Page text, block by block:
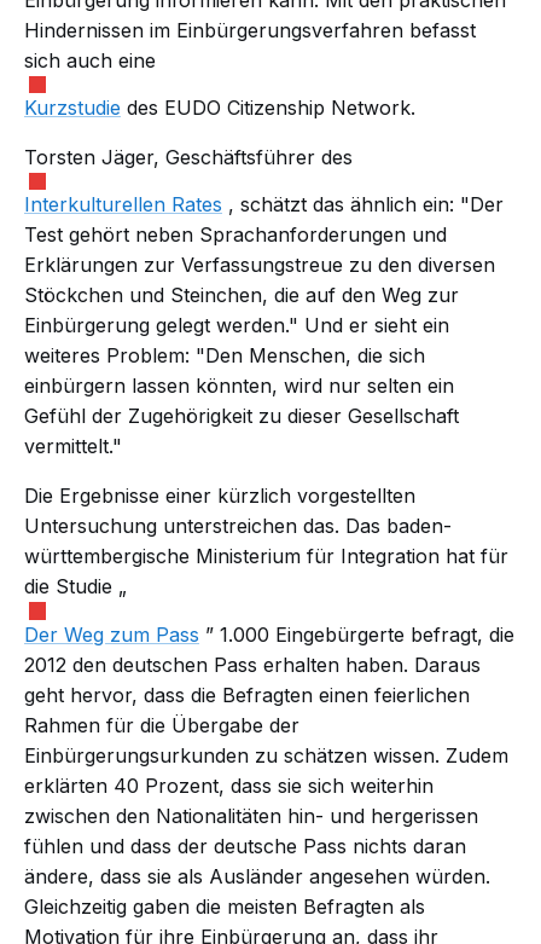
Hindernissen im Einbürgerungsverfahren befasst
sich auch eine
Kurzstudie des EUDO Citizenship Network.
Torsten Jäger, Geschäftsführer des
Interkulturellen Rates , schätzt das ähnlich ein: "Der
Test gehört neben Sprachanforderungen und
Erklärungen zur Verfassungstreue zu den diversen
Stöckchen und Steinchen, die auf den Weg zur
Einbürgerung gelegt werden." Und er sieht ein
weiteres Problem: "Den Menschen, die sich
einbürgern lassen könnten, wird nur selten ein
Gefühl der Zugehörigkeit zu dieser Gesellschaft
vermittelt."
Die Ergebnisse einer kürzlich vorgestellten
Untersuchung unterstreichen das. Das baden-
württembergische Ministerium für Integration hat für
die Studie „
Der Weg zum Pass ” 1.000 Eingebürgerte befragt, die
2012 den deutschen Pass erhalten haben. Daraus
geht hervor, dass die Befragten einen feierlichen
Rahmen für die Übergabe der
Einbürgerungsurkunden zu schätzen wissen. Zudem
erklärten 40 Prozent, dass sie sich weiterhin
zwischen den Nationalitäten hin- und hergerissen
fühlen und dass der deutsche Pass nichts daran
ändere, dass sie als Ausländer angesehen würden.
Gleichzeitig gaben die meisten Befragten als
Motivation für ihre Einbürgerung an, dass ihr